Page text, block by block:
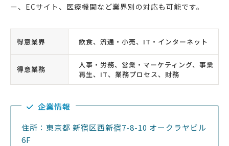
ー、ECサイト、医療機関など業界別の対応も可能です。
得意業界 飲食、流通・小売、IT・インターネット
得意業務
人事・労務、営業・マーケティング、事業
再生、IT、業務プロセス、財務
企業情報
住所：東京都 新宿区西新宿7-8-10 オークラヤビル
6F